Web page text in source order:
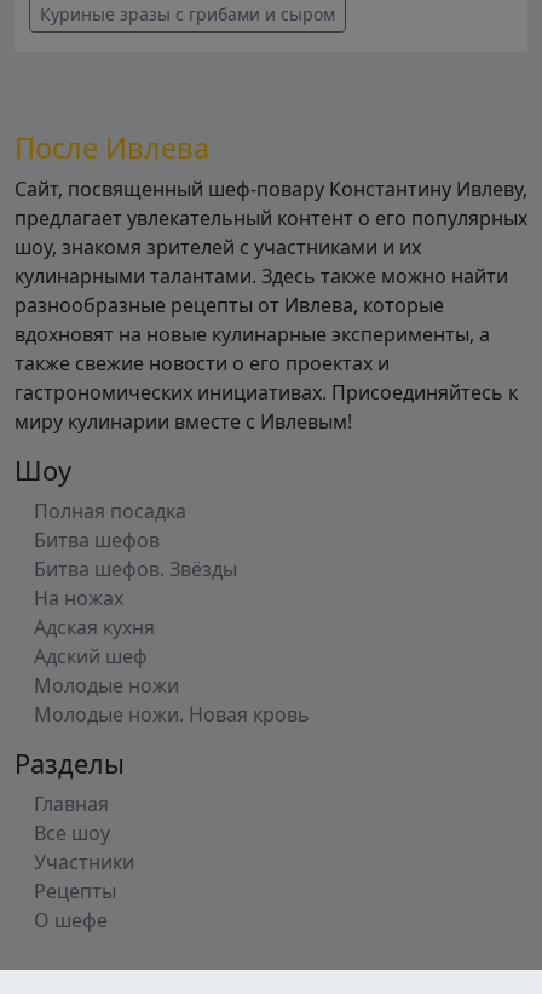
Куриные зразы с грибами и сыром
После Ивлева
Сайт, посвященный шеф-повару Константину Ивлеву,
предлагает увлекательный контент о его популярных
шоу, знакомя зрителей с участниками и их
кулинарными талантами. Здесь также можно найти
разнообразные рецепты от Ивлева, которые
вдохновят на новые кулинарные эксперименты, а
также свежие новости о его проектах и
гастрономических инициативах. Присоединяйтесь к
миру кулинарии вместе с Ивлевым!
Шоу
Полная посадка
Битва шефов
Битва шефов. Звёзды
На ножах
Адская кухня
Адский шеф
Молодые ножи
Молодые ножи. Новая кровь
Разделы
Главная
Все шоу
Участники
Рецепты
О шефе